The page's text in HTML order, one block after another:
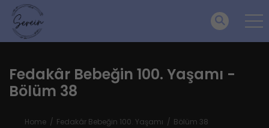
Fedakâr Bebeğin 100. Yaşamı -
Bölüm 38
Home Fedakâr Bebeğin 100. Yaşamı Bölüm 38